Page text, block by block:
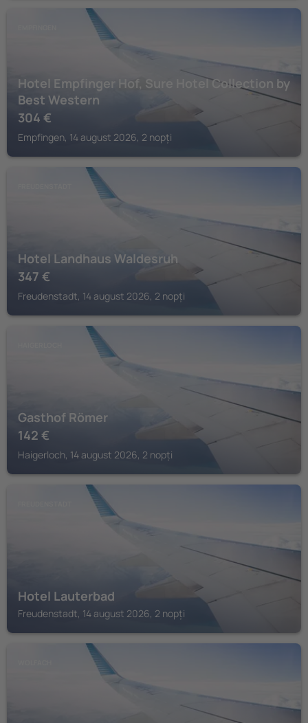
Hotel Empfinger Hof, Sure Hotel Collection by
Best Western
304 €
Empfingen, 14 august 2026, 2 nopți
Hotel Landhaus Waldesruh
347 €
Freudenstadt, 14 august 2026, 2 nopți
Gasthof Römer
142 €
Haigerloch, 14 august 2026, 2 nopți
Hotel Lauterbad
Freudenstadt, 14 august 2026, 2 nopți